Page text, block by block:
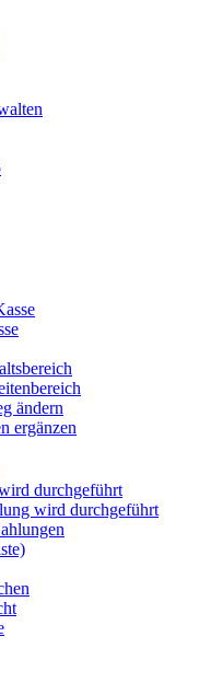
ändern
ergänzen
durchgeführt
wird durchgeführt